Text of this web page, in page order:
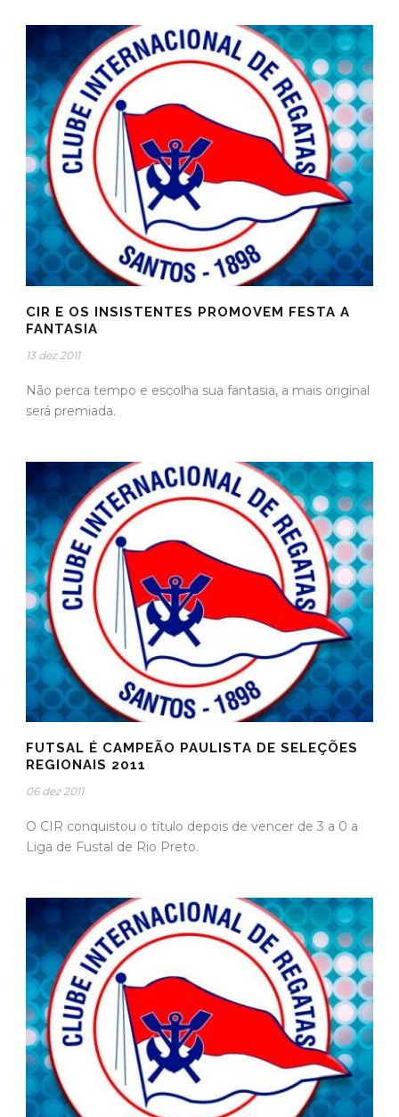
CIR E OS INSISTENTES PROMOVEM FESTA A
FANTASIA
13 dez 2011
Não perca tempo e escolha sua fantasia, a mais original
será premiada.
FUTSAL É CAMPEÃO PAULISTA DE SELEÇÕES
REGIONAIS 2011
06 dez 2011
O CIR conquistou o título depois de vencer de 3 a 0 a
Liga de Fustal de Rio Preto.